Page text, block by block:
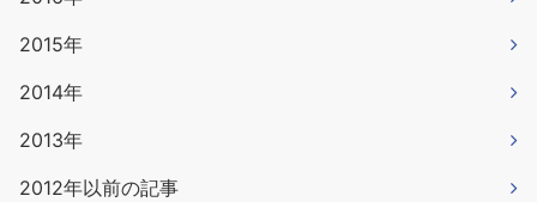
2015年
2014年
2013年
2012年以前の記事